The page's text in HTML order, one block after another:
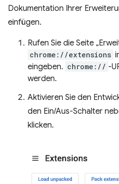
Dokumentation Ihrer
einfügen.
Rufen Sie die Seite
chrome://extensions
eingeben. chrome:// -
werden.
Aktivieren Sie den
den Ein/Aus-Schalter
klicken.